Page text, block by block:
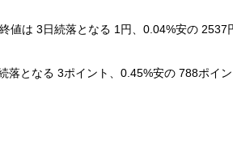
値は 3日続落となる 1円、0.04%安の 2537
落となる 3ポイント、0.45%安の 788ポイン